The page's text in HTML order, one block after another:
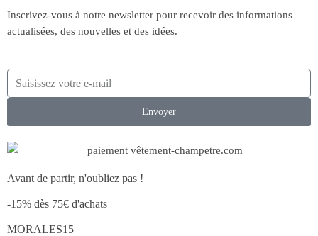
Inscrivez-vous à notre newsletter pour recevoir des informations
actualisées, des nouvelles et des idées.
Envoyer
Avant de partir, n'oubliez pas !
-15% dès 75€ d'achats
MORALES15